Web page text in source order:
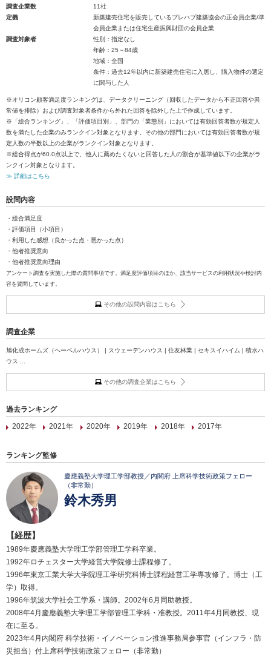
調査企業数
11社
定義
新築建売住宅を販売しているプレハブ建築協会の正会員企業/準
会員企業または住宅生産振興財団の会員企業
調査対象者
性別：指定なし
年齢：25～84歳
地域：全国
条件：過去12年以内に新築建売住宅に入居し、購入物件の選定
に関与した人
※オリコン顧客満足度ランキングは、データクリーニング（回収したデータから不正回答や異
常値を排除）および調査対象者条件から外れた回答を除外した上で作成しています。
※「総合ランキング」、「評価項目別」、部門の「業態別」においては有効回答者数が規定人
数を満たした企業のみランクイン対象となります。その他の部門においては有効回答者数が規
定人数の半数以上の企業がランクイン対象となります。
※総合得点が60.0点以上で、他人に薦めたくないと回答した人の割合が基準値以下の企業がラ
ンクイン対象となります。
≫ 詳細はこちら
設問内容
・総合満足度
・評価項目（小項目）
・利用した感想（良かった点・悪かった点）
・他者推奨意向
・他者推奨意向理由
アンケート調査を実施した際の質問事項です。満足度評価項目のほか、該当サービスの利用状況や検討内
容を質問しています。
その他の設問内容はこちら
調査企業
旭化成ホームズ（ヘーベルハウス） | スウェーデンハウス | 住友林業 | セキスイハイム | 積水ハ
ウス ...
その他の調査企業はこちら
過去ランキング
2022年
2021年 2020年 2019年 2018年 2017年
ランキング監修
慶應義塾大学理工学部教授／内閣府 上席科学技術政策フェロー
（非常勤）
鈴木秀男
【経歴】
1989年慶應義塾大学理工学部管理工学科卒業。
1992年ロチェスター大学経営大学院修士課程修了。
1996年東京工業大学大学院理工学研究科博士課程経営工学専攻修了。博士（工
学）取得。
1996年筑波大学社会工学系・講師。2002年6月同助教授。
2008年4月慶應義塾大学理工学部管理工学科・准教授。2011年4月同教授、現
在に至る。
2023年4月内閣府 科学技術・イノベーション推進事務局参事官（インフラ・防
災担当）付上席科学技術政策フェロー（非常勤）